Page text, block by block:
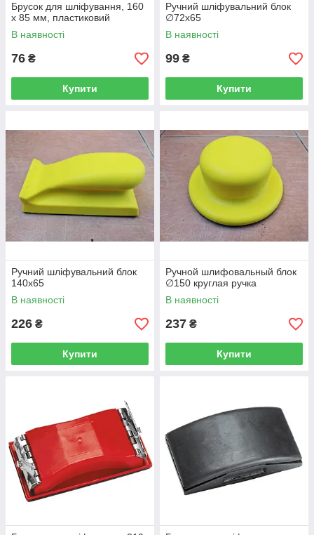
Брусок для шліфування, 160
х 85 мм, пластиковий
В наявності
76 ₴
Купити
Ручний шліфувальний блок
∅72x65
В наявності
99 ₴
Купити
Ручний шліфувальний блок
140x65
В наявності
226 ₴
Купити
Ручной шлифовальный блок
∅150 круглая ручка
В наявності
237 ₴
Купити